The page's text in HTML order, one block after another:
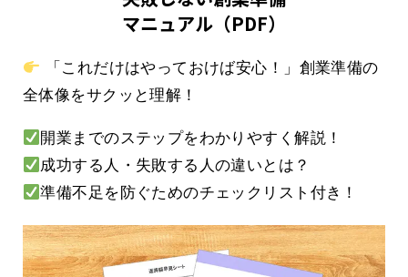
マニュアル（PDF）
「これだけはやっておけば安心！」創業準備の
全体像をサクッと理解！
開業までのステップをわかりやすく解説！
成功する人・失敗する人の違いとは？
準備不足を防ぐためのチェックリスト付き！